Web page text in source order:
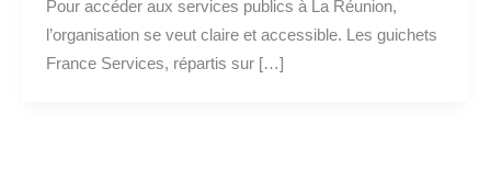
Pour accéder aux services publics à La Réunion,
l’organisation se veut claire et accessible. Les guichets
France Services, répartis sur […]